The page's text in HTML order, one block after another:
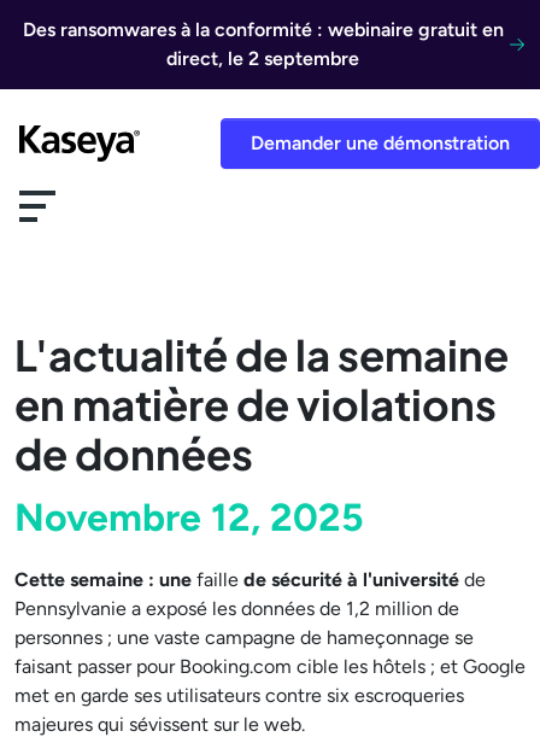
Des ransomwares à la conformité : webinaire gratuit en
direct, le 2 septembre
Demander une démonstration
L'actualité de la semaine
en matière de violations
de données
Novembre 12, 2025
Cette semaine : une faille de sécurité à l'université de
Pennsylvanie a exposé les données de 1,2 million de
personnes ; une vaste campagne de hameçonnage se
faisant passer pour Booking.com cible les hôtels ; et Google
met en garde ses utilisateurs contre six escroqueries
majeures qui sévissent sur le web.